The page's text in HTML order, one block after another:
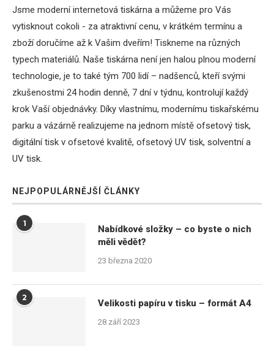
Jsme moderní internetová tiskárna a můžeme pro Vás
vytisknout cokoli - za atraktivní cenu, v krátkém termínu a
zboží doručíme až k Vašim dveřím! Tiskneme na různých
typech materiálů. Naše tiskárna není jen halou plnou moderní
technologie, je to také tým 700 lidí – nadšenců, kteří svými
zkušenostmi 24 hodin denně, 7 dní v týdnu, kontrolují každý
krok Vaší objednávky. Díky vlastnímu, modernímu tiskařskému
parku a vázárně realizujeme na jednom místě ofsetový tisk,
digitální tisk v ofsetové kvalitě, ofsetový UV tisk, solventní a
UV tisk.
NEJPOPULÁRNĚJŠÍ ČLÁNKY
1
Nabídkové složky – co byste o nich
měli vědět?
23 března 2020
2
Velikosti papíru v tisku – formát A4
28 září 2023